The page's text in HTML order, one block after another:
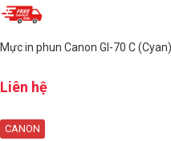
Mực in phun Canon GI-70 C (Cyan)
Liên hệ
CANON